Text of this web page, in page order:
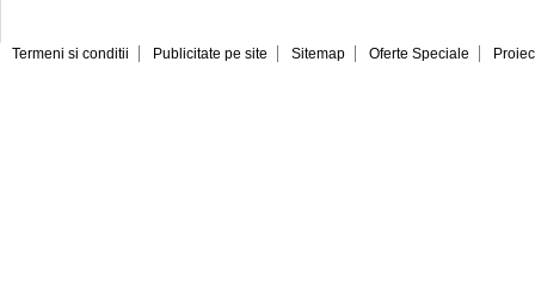
Termeni si conditii Publicitate pe site Sitemap Oferte Speciale